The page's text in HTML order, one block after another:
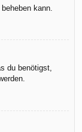
kann.
du benötigst,